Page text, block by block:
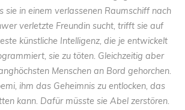
sie in einem verlassenen Raumschiff nach
verletzte Freundin sucht, trifft sie auf
künstliche Intelligenz, die je entwickelt
sie zu töten. Gleichzeitig aber
Menschen an Bord gehorchen.
ihm das Geheimnis zu entlocken, das
kann. Dafür müsste sie Abel zerstören.